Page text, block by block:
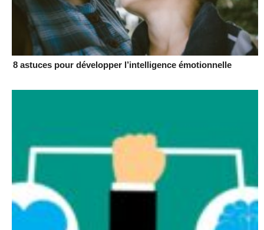
8 astuces pour développer l’intelligence émotionnelle